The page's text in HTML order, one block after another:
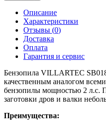
Описание
Характеристики
Отзывы (0)
Доставка
Оплата
Гарантия и сервис
Бензопила VILLARTEC
качественным аналогом
бензопилы мощностью 2 л.с.
заготовки дров и валки
Преимущества: